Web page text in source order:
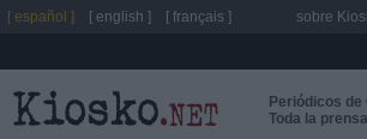
Periódicos de
Toda la
[ español ] [ english ] [ français ] sobre